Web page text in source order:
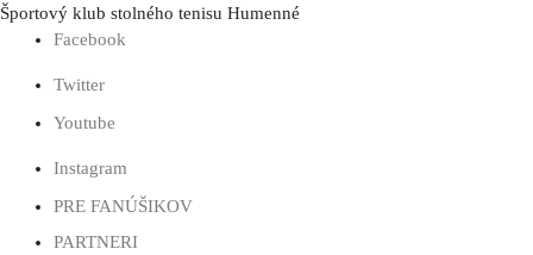
Prejsť
Športový klub stolného tenisu Humenné
Facebook
Twitter
Youtube
Instagram
PRE FANÚŠIKOV
PARTNERI